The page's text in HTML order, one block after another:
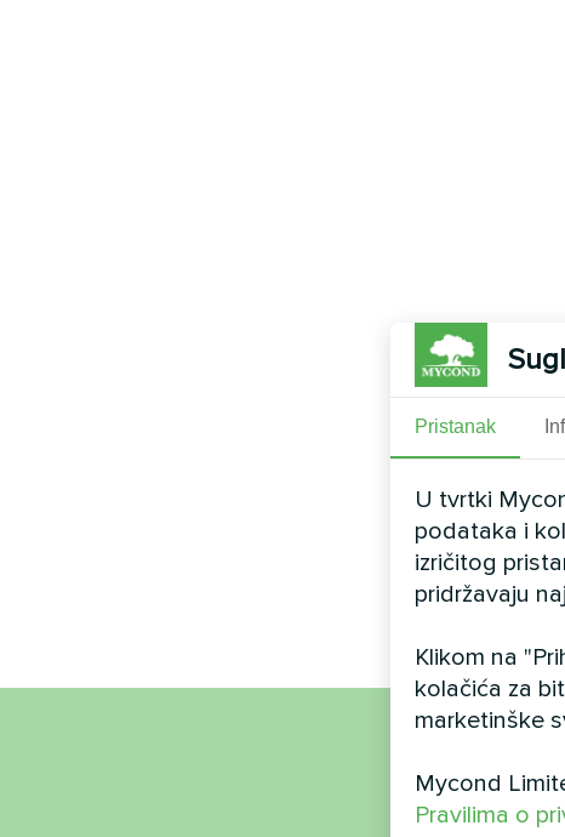
Pristanak
U tvrtki
podataka i
izričitog
pridržavaju
Klikom na
kolačića za
marketinške
Mycond
Pravilima o